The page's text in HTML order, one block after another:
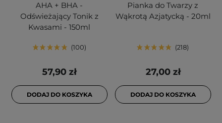
AHA + BHA -
Odświeżający Tonik z
Kwasami - 150ml
100
57,90 zł
DODAJ DO KOSZYKA
Pianka do Twarzy z
Wąkrotą Azjatycką - 20ml
218
27,00 zł
DODAJ DO KOSZYKA